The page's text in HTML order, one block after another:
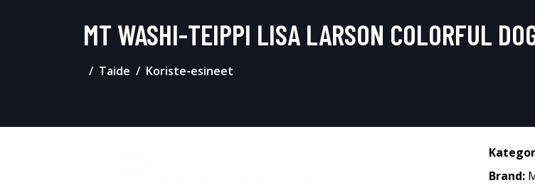
MT WASHI-TEIPPI LISA LARSON COLORFUL
Taide Koriste-esineet
Brand: